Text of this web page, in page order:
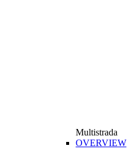
Multistrada
OVERVIEW